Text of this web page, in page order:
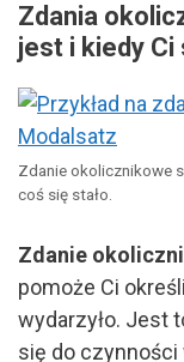
Zdania
jest i kiedy Ci
Zdanie okolicznikowe
coś się stało.
Zdanie
pomoże Ci
wydarzyło. Jest
się do czynności